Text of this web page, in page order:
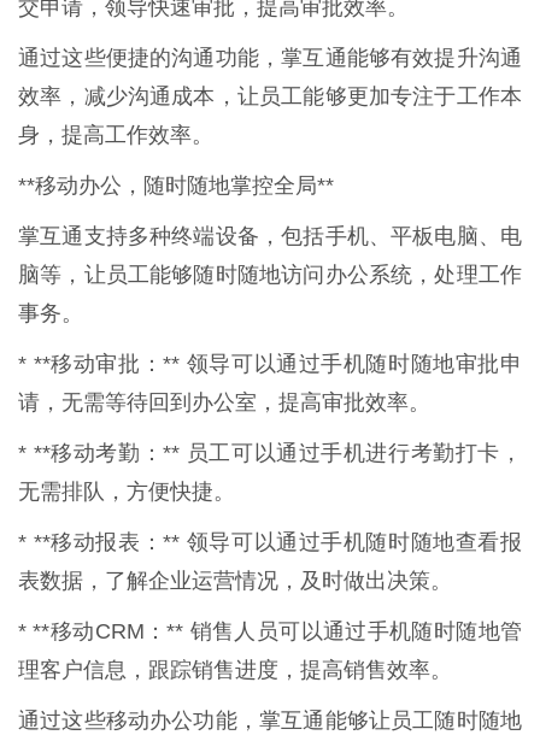
交申请，领导快速审批，提高审批效率。
通过这些便捷的沟通功能，掌互通能够有效提升沟通
效率，减少沟通成本，让员工能够更加专注于工作本
身，提高工作效率。
**移动办公，随时随地掌控全局**
掌互通支持多种终端设备，包括手机、平板电脑、电
脑等，让员工能够随时随地访问办公系统，处理工作
事务。
* **移动审批：** 领导可以通过手机随时随地审批申
请，无需等待回到办公室，提高审批效率。
* **移动考勤：** 员工可以通过手机进行考勤打卡，
无需排队，方便快捷。
* **移动报表：** 领导可以通过手机随时随地查看报
表数据，了解企业运营情况，及时做出决策。
* **移动CRM：** 销售人员可以通过手机随时随地管
理客户信息，跟踪销售进度，提高销售效率。
通过这些移动办公功能，掌互通能够让员工随时随地